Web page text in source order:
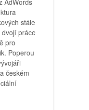
stále
práce
pro
Poperou
českém